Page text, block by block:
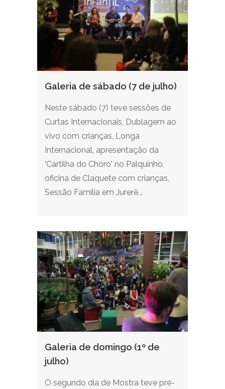
Galeria de sábado (7 de julho)
Neste sábado (7) teve sessões de
Curtas Internacionais, Dublagem ao
vivo com crianças, Longa
Internacional, apresentação da
'Cartilha do Choro' no Palquinho,
oficina de Claquete com crianças,
Sessão Família em Jurerê...
Galeria de domingo (1º de
julho)
O segundo dia de Mostra teve pré-